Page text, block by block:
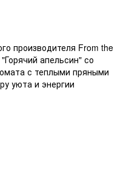
производителя From the
апельсин" со
с теплыми пряными
уюта и энергии